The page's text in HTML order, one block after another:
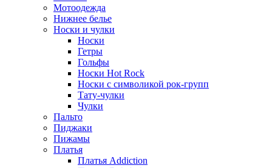
Мотоодежда
Нижнее белье
Носки и чулки
Носки
Гетры
Гольфы
Носки Hot Rock
Носки с символикой рок-групп
Тату-чулки
Чулки
Пальто
Пиджаки
Пижамы
Платья
Платья Addiction